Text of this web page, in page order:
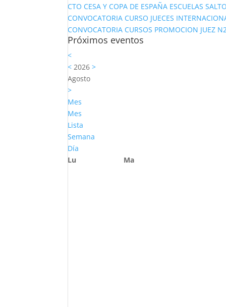
CTO CESA Y COPA DE ESPAÑA ESCUELAS
CONVOCATORIA CURSO JUECES
CONVOCATORIA CURSOS PROMOCION JUEZ
Próximos eventos
<
< 2026>
Agosto
>
Mes
Mes
Lista
Semana
Día
Lu
Ma